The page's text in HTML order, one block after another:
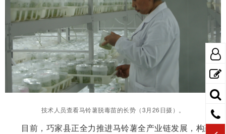
技术人员查看马铃薯脱毒苗的长势（3月26日摄）。
目前，巧家县正全力推进马铃薯全产业链发展，构建起